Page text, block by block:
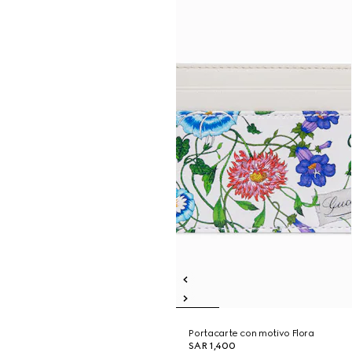
Portacarte con motivo Flora
SAR 1,400